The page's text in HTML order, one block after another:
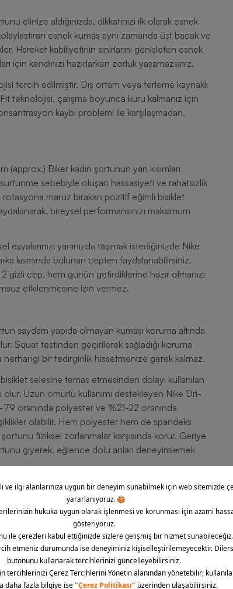
elinize aldığınızda, dikkatinizi ilk olarak esnek
esnek kumaş aynı zamanda üst bacak ve
Hareket kabiliyetinin sınırlarını genişleten esnek
için kendinizi hazırlarken zorluk yaşamazsınız.
tercih edilmiştir. Dış ortam veya terleme kaynaklı
teknolojisi, çalışma boyunca kuru kalmanız için
kaybı problemi ile karşılaşmadan,
Biker kadın şortunun yan kısımları
sebebiyle oluşan hassasiyeti ve rahatsızlık
rotasyona maruz bırakan pozitif eğimli bisiklet
bireysel performansınızı maksimum
yanınızda taşımak istediğinizde Nike
kısmında bulunan cepten faydalanabilirsiniz.
cep, hem günün getirdiklerine hazır olmanızı
etkilenmesine izin vermez.
saydam yapıda olmayan kumaşı koruma altında
Squat testinden geçirilerek sağladığı koruma
herhangi bir tedirginlik hissetmenize gerek kalmaz.
selesine temas etmesinden dolayı kullanılan
Uzun ömürlü kullanımı destekleyen Nike Dri-
oranında polyester ve %21-22 oranında
olabilir. Hem polyester hem de spandeks
fiziksel zorlanmalar karşısında korur. Geriye
giyerek, eğlence dolu anları deneyimlemek
Diğer Özellikleri
çok yönlü tasarlanmıştır.
zemin hazırlar.
sunar.
yardımcı olur.
olanak tanır.